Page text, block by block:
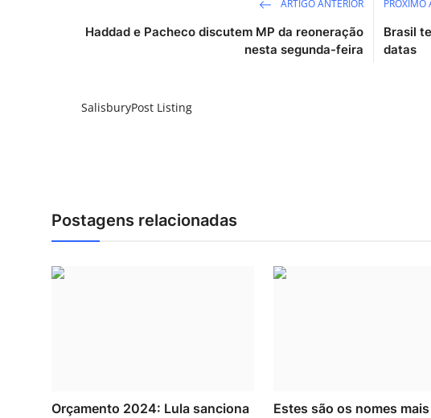
ARTIGO ANTERIOR
Haddad e Pacheco discutem MP da reoneração
nesta segunda-feira
PRÓXIMO
Brasil
datas
SalisburyPost Listing
Postagens relacionadas
Orçamento 2024: Lula sanciona
Estes são os nomes mais